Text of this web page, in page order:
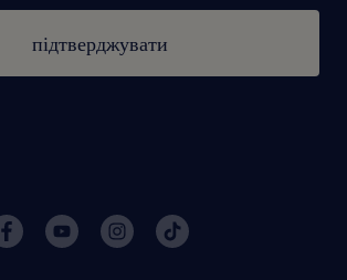
підтверджувати